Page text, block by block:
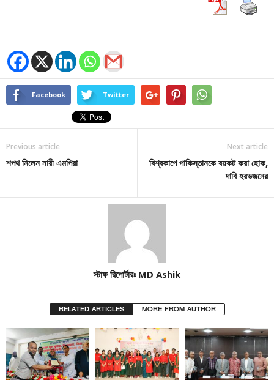
Facebook Twitter
Previous article
শপথ নিলেন নারী এমপিরা
Next article
বিশ্বকাপে পাকিস্তানকে বয়কট করা হোক,
দাবি হরভজনের
স্টাফ রিপোর্টারঃ MD Ashik
RELATED ARTICLES MORE FROM AUTHOR